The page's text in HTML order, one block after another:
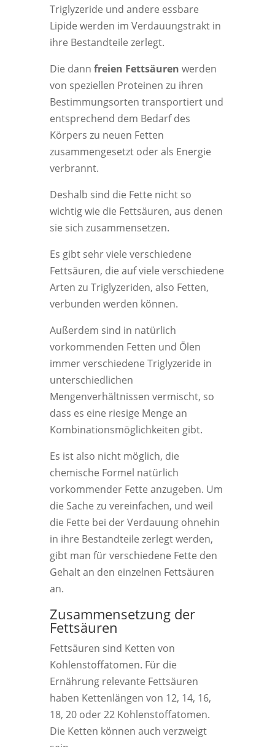
Triglyzeride und andere essbare
Lipide werden im Verdauungstrakt in
ihre Bestandteile zerlegt.
Die dann freien Fettsäuren werden
von speziellen Proteinen zu ihren
Bestimmungsorten transportiert und
entsprechend dem Bedarf des
Körpers zu neuen Fetten
zusammengesetzt oder als Energie
verbrannt.
Deshalb sind die Fette nicht so
wichtig wie die Fettsäuren, aus denen
sie sich zusammensetzen.
Es gibt sehr viele verschiedene
Fettsäuren, die auf viele verschiedene
Arten zu Triglyzeriden, also Fetten,
verbunden werden können.
Außerdem sind in natürlich
vorkommenden Fetten und Ölen
immer verschiedene Triglyzeride in
unterschiedlichen
Mengenverhältnissen vermischt, so
dass es eine riesige Menge an
Kombinationsmöglichkeiten gibt.
Es ist also nicht möglich, die
chemische Formel natürlich
vorkommender Fette anzugeben. Um
die Sache zu vereinfachen, und weil
die Fette bei der Verdauung ohnehin
in ihre Bestandteile zerlegt werden,
gibt man für verschiedene Fette den
Gehalt an den einzelnen Fettsäuren
an.
Zusammensetzung der
Fettsäuren
Fettsäuren sind Ketten von
Kohlenstoffatomen. Für die
Ernährung relevante Fettsäuren
haben Kettenlängen von 12, 14, 16,
18, 20 oder 22 Kohlenstoffatomen.
Die Ketten können auch verzweigt